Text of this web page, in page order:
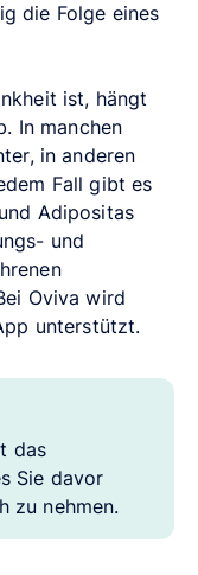
die Folge eines
ist, hängt
In manchen
in anderen
Fall gibt es
Adipositas
und
Oviva wird
unterstützt.
das
Sie davor
zu nehmen.